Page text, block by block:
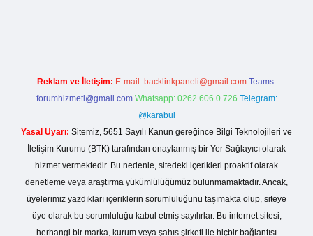
Reklam ve İletişim: E-mail: backlinkpaneli@gmail.com Teams:
forumhizmeti@gmail.com Whatsapp: 0262 606 0 726 Telegram:
@karabul
Yasal Uyarı: Sitemiz, 5651 Sayılı Kanun gereğince Bilgi Teknolojileri ve
İletişim Kurumu (BTK) tarafından onaylanmış bir Yer Sağlayıcı olarak
hizmet vermektedir. Bu nedenle, sitedeki içerikleri proaktif olarak
denetleme veya araştırma yükümlülüğümüz bulunmamaktadır. Ancak,
üyelerimiz yazdıkları içeriklerin sorumluluğunu taşımakta olup, siteye
üye olarak bu sorumluluğu kabul etmiş sayılırlar. Bu internet sitesi,
herhangi bir marka, kurum veya şahıs şirketi ile hiçbir bağlantısı